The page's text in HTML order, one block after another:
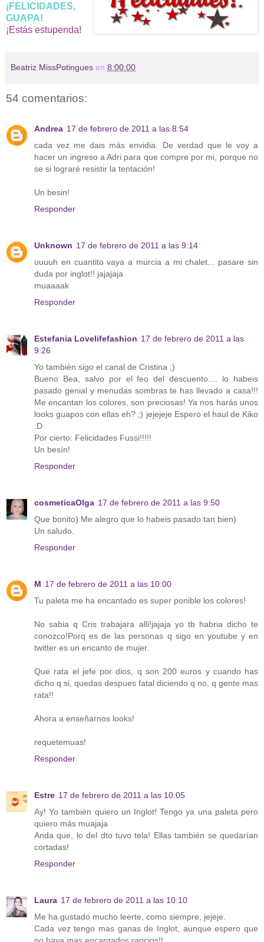
¡FELICIDADES,
GUAPA!
¡Estás estupenda!
Beatriz MissPotingues en 8:00:00
54 comentarios:
Andrea 17 de febrero de 2011 a las 8:54
cada vez me dais más envidia. De verdad que le voy a
hacer un ingreso a Adri para que compre por mi, porque no
se si lograré resistir la tentación!
Un besin!
Responder
Unknown 17 de febrero de 2011 a las 9:14
uuuuh en cuantito vaya a murcia a mi chalet... pasare sin
duda por inglot!! jajajaja
muaaaak
Responder
Estefania Lovelifefashion 17 de febrero de 2011 a las
9:26
Yo también sigo el canal de Cristina ;)
Bueno Bea, salvo por el feo del descuento.... lo habeis
pasado genial y menudas sombras te has llevado a casa!!!
Me encantan los colores, son preciosas! Ya nos harás unos
looks guapos con ellas eh? ;) jejejeje Espero el haul de Kiko
:D
Por cierto: Felicidades Fussi!!!!!
Un besín!
Responder
cosmeticaOlga 17 de febrero de 2011 a las 9:50
Que bonito) Me alegro que lo habeis pasado tan bien)
Un saludo.
Responder
M 17 de febrero de 2011 a las 10:00
Tu paleta me ha encantado es super ponible los colores!
No sabia q Cris trabajara alli!jajaja yo tb habria dicho te
conozco!Porq es de las personas q sigo en youtube y en
twitter es un encanto de mujer.
Que rata el jefe por dios, q son 200 euros y cuando has
dicho q si, quedas despues fatal diciendo q no, q gente mas
rata!!
Ahora a enseñarnos looks!
requetemuas!
Responder
Estre 17 de febrero de 2011 a las 10:05
Ay! Yo tambièn quiero un Inglot! Tengo ya una paleta pero
quiero más muajaja
Anda que, lo del dto tuvo tela! Ellas también se quedarían
cortadas!
Responder
Laura 17 de febrero de 2011 a las 10:10
Me ha gustado mucho leerte, como siempre, jejeje.
Cada vez tengo mas ganas de Inglot, aunque espero que